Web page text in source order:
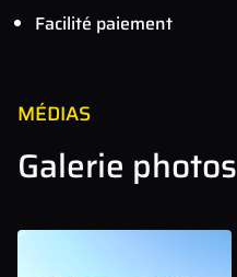
Facilité paiement
MÉDIAS
Galerie photos